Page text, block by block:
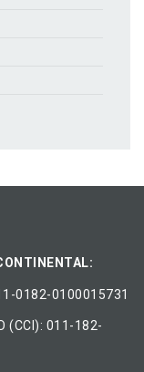
0182-0100015731
(CCI): 011-182-